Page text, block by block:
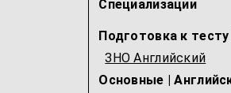
Специализации
Подготовка к
ЗНО Английский
Основные |